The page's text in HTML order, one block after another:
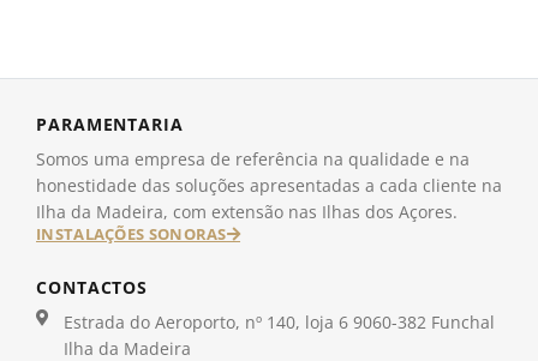
PARAMENTARIA
Somos uma empresa de referência na qualidade e na
honestidade das soluções apresentadas a cada cliente na
Ilha da Madeira, com extensão nas Ilhas dos Açores.
INSTALAÇÕES SONORAS
CONTACTOS
Estrada do Aeroporto, nº 140, loja 6 9060-382 Funchal
Ilha da Madeira